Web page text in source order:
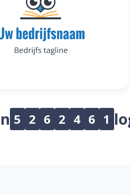
5 2 6 2 4 6 1